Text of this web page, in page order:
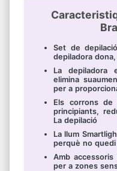
Set de
depiladora
La depiladora
elimina
per a
Els corrons de
principiants,
La depilació
La llum
perquè no
Amb
per a zones